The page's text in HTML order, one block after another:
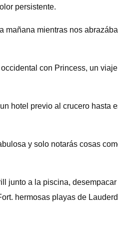
persistente.
mientras nos
con Princess, un
hotel previo al crucero hasta
y solo notarás cosas
junto a la piscina,
hermosas playas de